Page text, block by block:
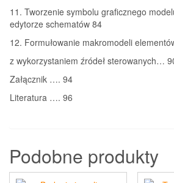
11. Tworzenie symbolu graficznego
edytorze schematów 84
12. Formułowanie makromodeli
z wykorzystaniem źródeł sterowanych…
Załącznik …. 94
Literatura …. 96
Podobne produkty